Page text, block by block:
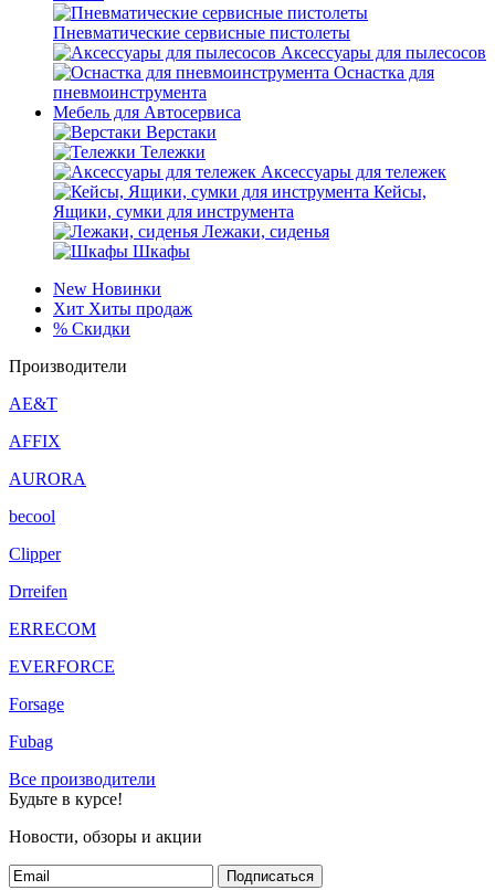
Пневматические сервисные пистолеты
Аксессуары для пылесосов
Оснастка для
пневмоинструмента
Мебель для Автосервиса
Верстаки
Тележки
Аксессуары для тележек
Кейсы,
Ящики, сумки для инструмента
Лежаки, сиденья
Шкафы
New Новинки
Хит Хиты продаж
% Скидки
Производители
AE&T
AFFIX
AURORA
becool
Clipper
Drreifen
ERRECOM
EVERFORCE
Forsage
Fubag
Все производители
Будьте в курсе!
Новости, обзоры и акции
Подписаться